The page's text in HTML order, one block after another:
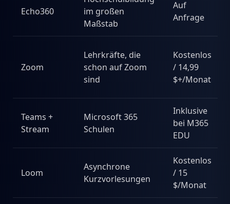
Echo360
im großen
Maßstab
Auf
Anfrage
Zoom
Lehrkräfte, die
schon auf Zoom
sind
Kostenlos
/ 14,99
$+/Monat
Teams +
Stream
Microsoft 365
Schulen
Inklusive
bei M365
EDU
Loom
Asynchrone
Kurzvorlesungen
Kostenlos
/ 15
$/Monat